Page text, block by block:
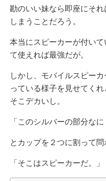
勘のいい妹なら即座にそ
しまうことだろう。
本当にスピーカーが付い
て使えれば最強だが。
しかし、モバイルスピー
っている様子を見せてく
そこデカいし。
「このシルバーの部分なに
とカップを２つに割って問
「そこはスピーカーだ。」